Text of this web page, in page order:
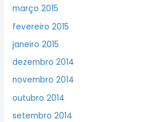
março 2015
fevereiro 2015
janeiro 2015
dezembro 2014
novembro 2014
outubro 2014
setembro 2014